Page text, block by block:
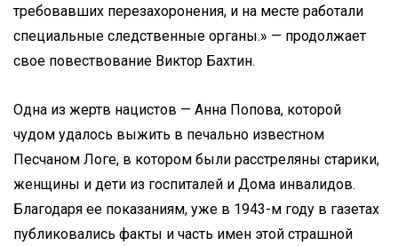
требовавших перезахоронения, и на месте работали
специальные следственные органы.» — продолжает
свое повествование Виктор Бахтин.
Одна из жертв нацистов — Анна Попова, которой
чудом удалось выжить в печально известном
Песчаном Логе, в котором были расстреляны старики,
женщины и дети из госпиталей и Дома инвалидов.
Благодаря ее показаниям, уже в 1943-м году в газетах
публиковались факты и часть имен этой страшной